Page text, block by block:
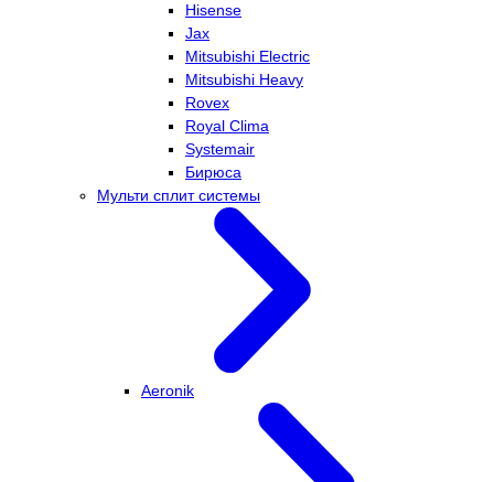
Hisense
Jax
Mitsubishi Electric
Mitsubishi Heavy
Rovex
Royal Clima
Systemair
Бирюса
Мульти сплит системы
Aeronik